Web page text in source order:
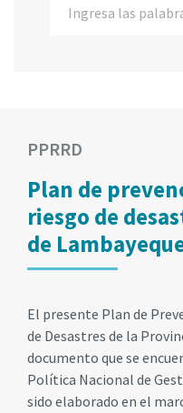
PPRRD
Plan de
riesgo de
de
El presente Plan de
de Desastres de la
documento que se
Política Nacional de
sido elaborado en el